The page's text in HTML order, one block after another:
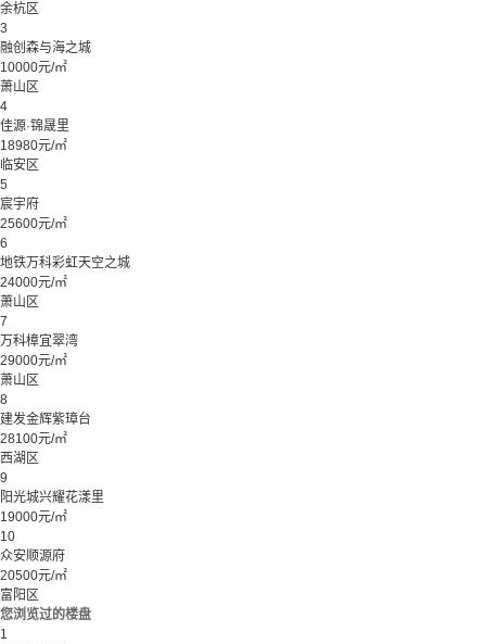
余杭区
3
融创森与海之城
10000元/㎡
萧山区
4
佳源·锦晟里
18980元/㎡
临安区
5
宸宇府
25600元/㎡
6
地铁万科彩虹天空之城
24000元/㎡
萧山区
7
万科樟宜翠湾
29000元/㎡
萧山区
8
建发金辉紫璋台
28100元/㎡
西湖区
9
阳光城兴耀花漾里
19000元/㎡
10
众安顺源府
20500元/㎡
富阳区
您浏览过的楼盘
1